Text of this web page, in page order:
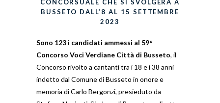
CONCORSUALE CHE SI SVOLGERÀ A
BUSSETO DALL’8 AL 15 SETTEMBRE
2023
Sono 123 i candidati ammessi al 59°
Concorso Voci Verdiane Città di Busseto, il
Concorso rivolto a cantanti tra i 18 e i 38 anni
indetto dal Comune di Busseto in onore e
memoria di Carlo Bergonzi, presieduto da